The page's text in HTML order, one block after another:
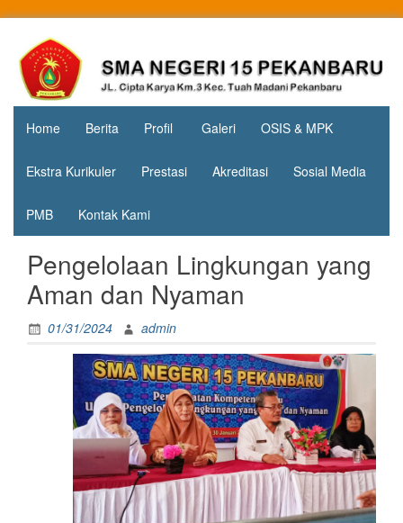
contentSMA
Negeri 15
Pekanbaru
Jl. Cipta
Karya
KM.3, Kec.
Tuah
Madani,
Home Berita Profil Galeri OSIS & MPK
Ekstra Kurikuler Prestasi Akreditasi Sosial Media
PMB Kontak Kami
Pengelolaan Lingkungan yang
Aman dan Nyaman
01/31/2024 admin